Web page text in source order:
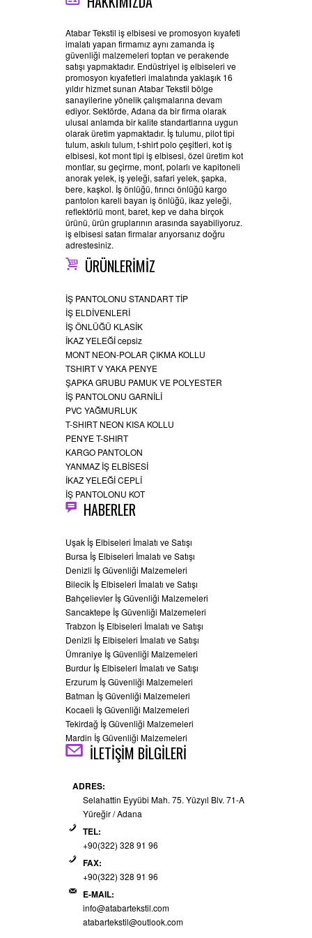
Atabar Tekstil iş elbisesi ve promosyon kıyafeti
imalatı yapan firmamız aynı zamanda iş
güvenliği malzemeleri toptan ve perakende
satışı yapmaktadır. Endüstriyel iş elbiseleri ve
promosyon kıyafetleri imalatında yaklaşık 16
yıldır hizmet sunan Atabar Tekstil bölge
sanayilerine yönelik çalışmalarına devam
ediyor. Sektörde, Adana da bir firma olarak
ulusal anlamda bir kalite standartlarına uygun
olarak üretim yapmaktadır. İş tulumu, pilot tipi
tulum, askılı tulum, t-shirt polo çeşitleri, kot iş
elbisesi, kot mont tipi iş elbisesi, özel üretim kot
montlar, su geçirme, mont, polarlı ve kapitoneli
anorak yelek, iş yeleği, safari yelek, şapka,
bere, kaşkol. İş önlüğü, fırıncı önlüğü kargo
pantolon kareli bayan iş önlüğü, ikaz yeleği,
reflektörlü mont, baret, kep ve daha birçok
ürünü, ürün gruplarının arasında sayabiliyoruz.
iş elbisesi satan firmalar arıyorsanız doğru
adrestesiniz.
ÜRÜNLERİMİZ
İŞ PANTOLONU STANDART TİP
İŞ ELDİVENLERİ
İŞ ÖNLÜĞÜ KLASİK
İKAZ YELEĞİ cepsiz
MONT NEON-POLAR ÇIKMA KOLLU
TSHIRT V YAKA PENYE
ŞAPKA GRUBU PAMUK VE POLYESTER
İŞ PANTOLONU GARNİLİ
PVC YAĞMURLUK
T-SHIRT NEON KISA KOLLU
PENYE T-SHIRT
KARGO PANTOLON
YANMAZ İŞ ELBİSESİ
İKAZ YELEĞİ CEPLİ
İŞ PANTOLONU KOT
HABERLER
Uşak İş Elbiseleri İmalatı ve Satışı
Bursa İş Elbiseleri İmalatı ve Satışı
Denizli İş Güvenliği Malzemeleri
Bilecik İş Elbiseleri İmalatı ve Satışı
Bahçelievler İş Güvenliği Malzemeleri
Sancaktepe İş Güvenliği Malzemeleri
Trabzon İş Elbiseleri İmalatı ve Satışı
Denizli İş Elbiseleri İmalatı ve Satışı
Ümraniye İş Güvenliği Malzemeleri
Burdur İş Elbiseleri İmalatı ve Satışı
Erzurum İş Güvenliği Malzemeleri
Batman İş Güvenliği Malzemeleri
Kocaeli İş Güvenliği Malzemeleri
Tekirdağ İş Güvenliği Malzemeleri
Mardin İş Güvenliği Malzemeleri
İLETİŞİM BİLGİLERİ
ADRES:
Selahattin Eyyübi Mah. 75. Yüzyıl Blv. 71-A
Yüreğir / Adana
TEL:
+90(322) 328 91 96
FAX:
+90(322) 328 91 96
E-MAIL:
info@atabartekstil.com
atabartekstil@outlook.com